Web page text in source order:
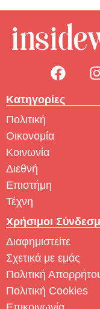
Κατηγορίες
Πολιτική
Οικονομία
Κοινωνία
Διεθνή
Επιστήμη
Τέχνη
Χρήσιμοι
Διαφημιστείτε
Σχετικά με εμάς
Πολιτική
Πολιτική Cookies